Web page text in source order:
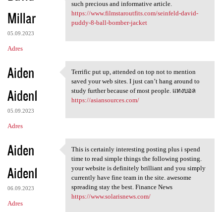
Millar
05.09.2023
Adres
such precious and informative article.
https://www.filmstaroutfits.com/seinfeld-david-
puddy-8-ball-bomber-jacket
Aiden
Aiden1
05.09.2023
Adres
Terrific put up, attended on
Terrific put up, attended on top not to mention
saved your web sites. I just can’t hang around to
study further because of most people. แทงบอล
https://asiansources.com/
Aiden
Aiden1
06.09.2023
Adres
This is certainly interesting
This is certainly interesting posting plus i spend
time to read simple things the following posting.
your website is definitely brilliant and you simply
currently have fine team in the site. awesome
spreading stay the best. Finance News
https://www.solarisnews.com/